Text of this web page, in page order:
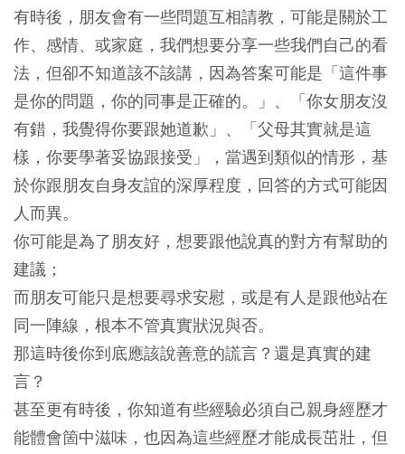
有時後，朋友會有一些問題互相請教，可能是關於工
作、感情、或家庭，我們想要分享一些我們自己的看
法，但卻不知道該不該講，因為答案可能是「這件事
是你的問題，你的同事是正確的。」、「你女朋友沒
有錯，我覺得你要跟她道歉」、「父母其實就是這
樣，你要學著妥協跟接受」，當遇到類似的情形，基
於你跟朋友自身友誼的深厚程度，回答的方式可能因
人而異。
你可能是為了朋友好，想要跟他說真的對方有幫助的
建議；
而朋友可能只是想要尋求安慰，或是有人是跟他站在
同一陣線，根本不管真實狀況與否。
那這時後你到底應該說善意的謊言？還是真實的建
言？
甚至更有時後，你知道有些經驗必須自己親身經歷才
能體會箇中滋味，也因為這些經歷才能成長茁壯，但